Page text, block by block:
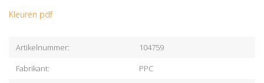
Kleuren pdf
Artikelnummer:
104759
Fabrikant:
PPC